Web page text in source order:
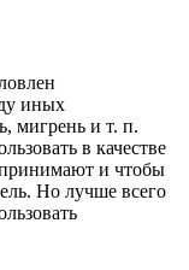
иных
мигрень и т. п.
в качестве
принимают и чтобы
Но лучше всего